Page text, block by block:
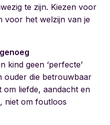
te zijn. Kiezen voor
voor het welzijn van je
kind geen ‘perfecte’
ouder die betrouwbaar
om liefde, aandacht en
niet om foutloos